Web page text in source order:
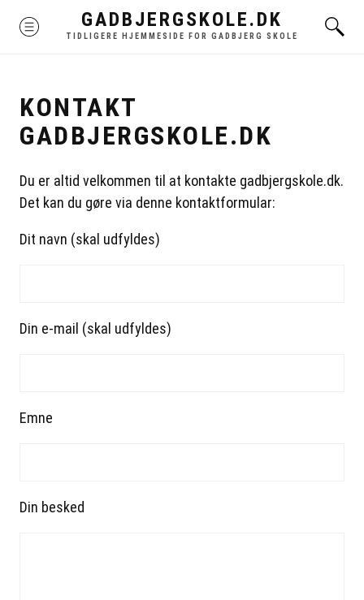
MENU GADBJERGSKOLE.DK
TIDLIGERE HJEMMESIDE FOR GADBJERG SKOLE
KONTAKT
GADBJERGSKOLE.DK
Du er altid velkommen til at kontakte gadbjergskole.dk.
Det kan du gøre via denne kontaktformular:
Dit navn (skal udfyldes)
Din e-mail (skal udfyldes)
Emne
Din besked